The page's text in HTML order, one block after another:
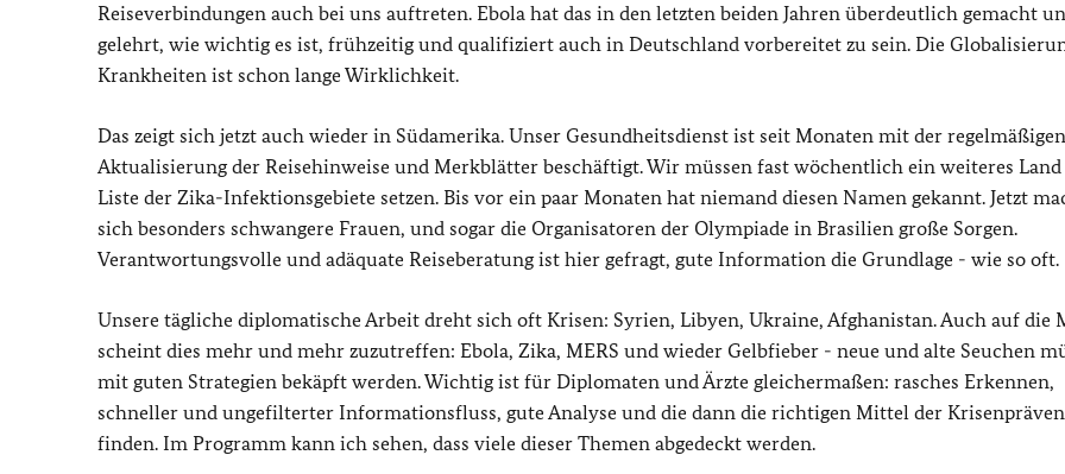
Reiseverbindungen auch bei uns auftreten. Ebola hat das in den letzten beiden Jahren überdeutlich gemacht
gelehrt, wie wichtig es ist, frühzeitig und qualifiziert auch in Deutschland vorbereitet zu sein. Die
Krankheiten ist schon lange Wirklichkeit.
Das zeigt sich jetzt auch wieder in Südamerika. Unser Gesundheitsdienst ist seit Monaten mit der regelmäßigen
Aktualisierung der Reisehinweise und Merkblätter beschäftigt. Wir müssen fast wöchentlich ein weiteres
Liste der Zika-Infektionsgebiete setzen. Bis vor ein paar Monaten hat niemand diesen Namen gekannt. Jetzt
sich besonders schwangere Frauen, und sogar die Organisatoren der Olympiade in Brasilien große Sorgen.
Verantwortungsvolle und adäquate Reiseberatung ist hier gefragt, gute Information die Grundlage - wie so oft.
Unsere tägliche diplomatische Arbeit dreht sich oft Krisen: Syrien, Libyen, Ukraine, Afghanistan. Auch auf die
scheint dies mehr und mehr zuzutreffen: Ebola, Zika, MERS und wieder Gelbfieber - neue und alte Seuchen
mit guten Strategien bekäpft werden. Wichtig ist für Diplomaten und Ärzte gleichermaßen: rasches Erkennen,
schneller und ungefilterter Informationsfluss, gute Analyse und die dann die richtigen Mittel der
finden. Im Programm kann ich sehen, dass viele dieser Themen abgedeckt werden.